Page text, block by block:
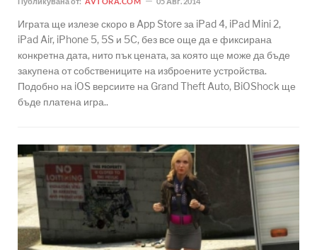
Играта ще излезе скоро в App Store за iPad 4, iPad Mini 2,
iPad Air, iPhone 5, 5S и 5C, без все още да е фиксирана
конкретна дата, нито пък цената, за която ще може да бъде
закупена от собствениците на изброените устройства.
Подобно на iOS версиите на Grand Theft Auto, BiOShock ще
бъде платена игра..